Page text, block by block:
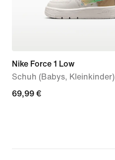
Nike Force 1 Low
Schuh (Babys, Kleinkinder)
69,99 €
69,99 €